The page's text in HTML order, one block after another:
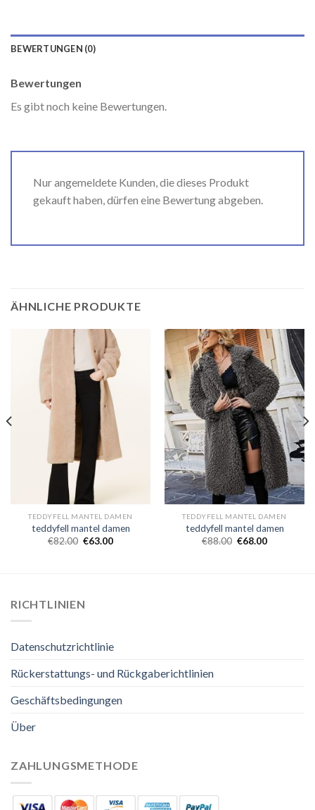
BEWERTUNGEN (0)
Bewertungen
Es gibt noch keine Bewertungen.
Nur angemeldete Kunden, die dieses Produkt
gekauft haben, dürfen eine Bewertung abgeben.
ÄHNLICHE PRODUKTE
TEDDYFELL MANTEL DAMEN
teddyfell mantel damen
€82.00 €63.00
TEDDYFELL MANTEL DAMEN
teddyfell mantel damen
€88.00 €68.00
RICHTLINIEN
Datenschutzrichtlinie
Rückerstattungs- und Rückgaberichtlinien
Geschäftsbedingungen
Über
ZAHLUNGSMETHODE